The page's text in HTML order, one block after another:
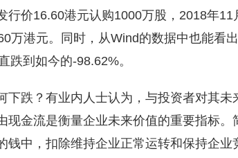
行价16.60港元认购1000万股，2018年
万港元。同时，从Wind的数据中也能看
跌到如今的-98.62%。
下跌？有业内人士认为，与投资者对其未
现金流是衡量企业未来价值的重要指标。
钱中，扣除维持企业正常运转和保持企业